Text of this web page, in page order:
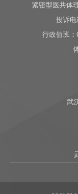
紧密型医共体
投诉电
行政值班：
武